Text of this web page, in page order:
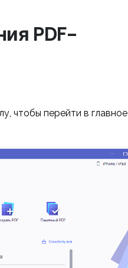
PDF-
чтобы перейти в главное